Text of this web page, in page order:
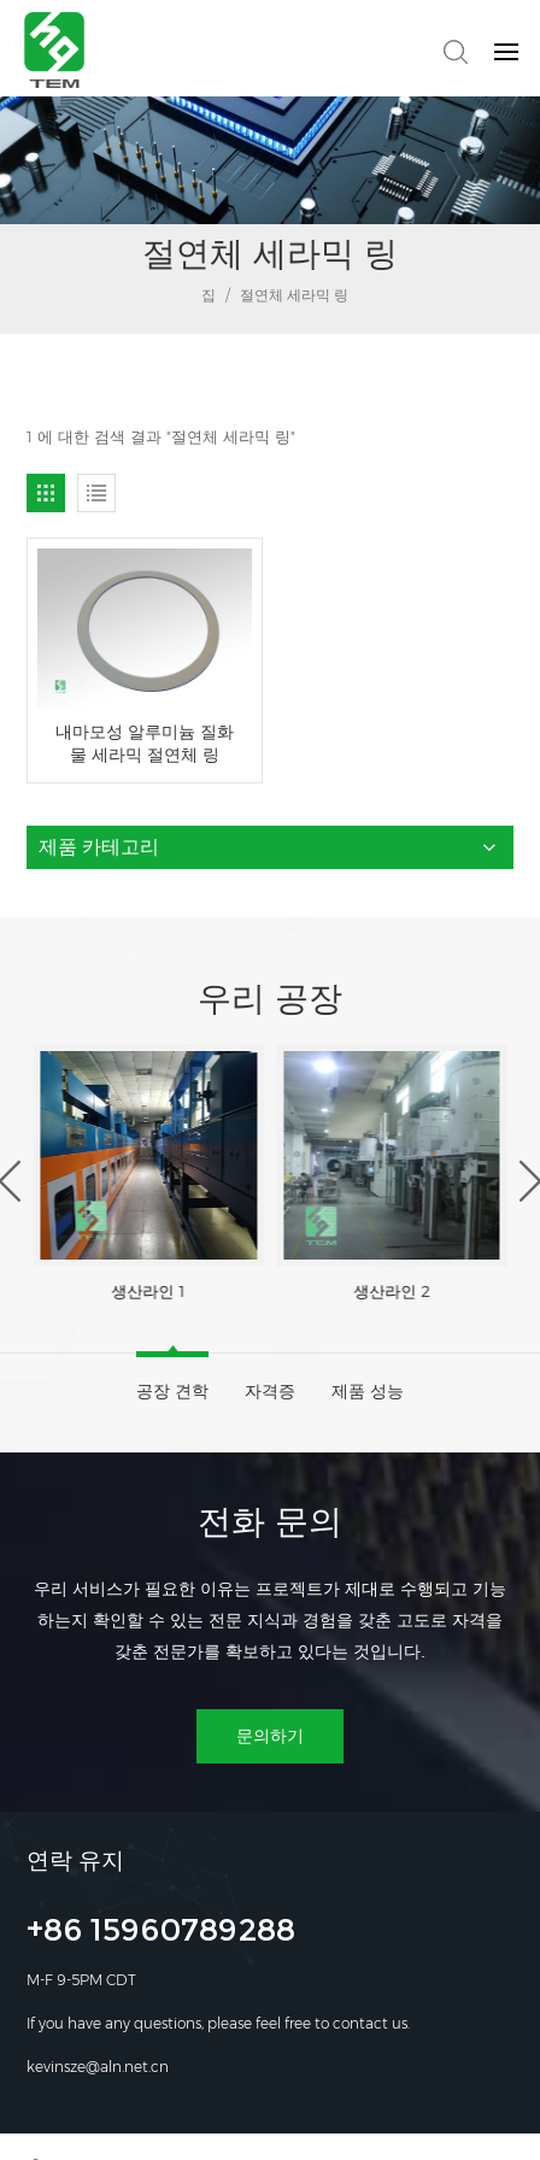
절연체 세라믹 링
집 / 절연체 세라믹 링
1 에 대한 검색 결과 "절연체 세라믹 링"
내마모성 알루미늄 질화
물 세라믹 절연체 링
제품 카테고리
우리 공장
생산라인 1 생산라인 2
공장 견학 자격증 제품 성능
전화 문의
우리 서비스가 필요한 이유는 프로젝트가 제대로 수행되고 기능
하는지 확인할 수 있는 전문 지식과 경험을 갖춘 고도로 자격을
갖춘 전문가를 확보하고 있다는 것입니다.
문의하기
연락 유지
+86 15960789288
M-F 9-5PM CDT
If you have any questions, please feel free to contact us.
kevinsze@aln.net.cn